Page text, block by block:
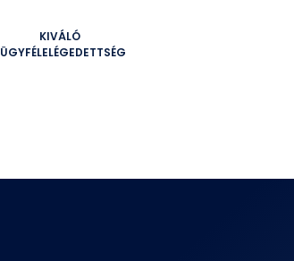
KIVÁLÓ
ÜGYFÉLELÉGEDETTSÉG